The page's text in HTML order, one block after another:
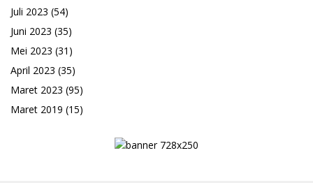
Juli 2023 (54)
Juni 2023 (35)
Mei 2023 (31)
April 2023 (35)
Maret 2023 (95)
Maret 2019 (15)